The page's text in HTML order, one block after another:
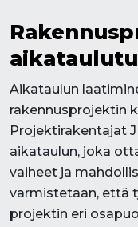
Aikataulun
rakennusprojektin
Projektirakentajat
aikataulun, joka
vaiheet ja
varmistetaan, että
projektin eri